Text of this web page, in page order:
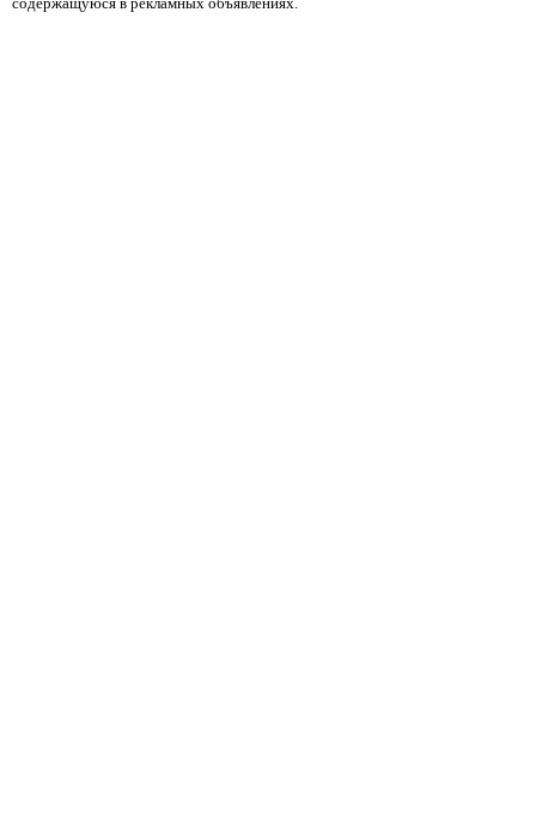
содержащуюся в рекламных объявлениях.